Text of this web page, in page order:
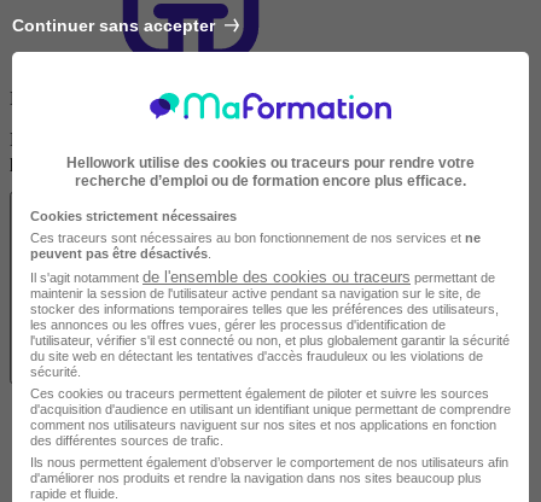
En présentiel
Découvrez les localités disponibles pour suivre cette formation en
présentiel.
Voir les localités
Continuer sans accepter
Hellowork utilise des cookies ou traceurs pour rendre votre
recherche d’emploi ou de formation encore plus efficace.
Cookies strictement nécessaires
Ces traceurs sont nécessaires au bon fonctionnement de nos services et ne
peuvent pas être désactivés
Il s'agit notamment de l'ensemble des cookies ou traceurs permettant de
maintenir la session de l'utilisateur active pendant sa navigation sur le site, de
stocker des informations temporaires telles que les préférences des utilisateurs,
les annonces ou les offres vues, gérer les processus d'identification de
l'utilisateur, vérifier s'il est connecté ou non, et plus globalement garantir la sécurité
du site web en détectant les tentatives d'accès frauduleux ou les violations de
sécurité.
Ces cookies ou traceurs permettent également de piloter et suivre les sources
d'acquisition d'audience en utilisant un identifiant unique permettant de comprendre
comment nos utilisateurs naviguent sur nos sites et nos applications en fonction
des différentes sources de trafic.
Ils nous permettent également d’observer le comportement de nos utilisateurs afin
d'améliorer nos produits et rendre la navigation dans nos sites beaucoup plus
rapide et fluide.